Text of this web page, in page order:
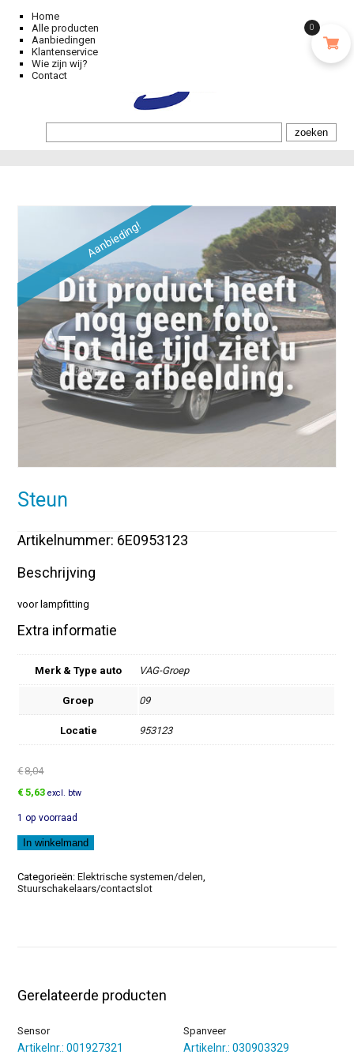
Home
Alle producten
Aanbiedingen
Klantenservice
Wie zijn wij?
Contact
Aanbieding!
Steun
Artikelnummer: 6E0953123
Beschrijving
voor lampfitting
Extra informatie
Merk & Type auto VAG-Groep
Groep 09
Locatie 953123
€8,04
Oorspronkelijke
was:
€8,04.
€5,63Huidige
is:
€5,63.
excl. btw
1 op voorraad
Steun
aantal
In winkelmand
Categorieën:Elektrische systemen/delen,
Stuurschakelaars/contactslot
Gerelateerde producten
Sensor
Artikelnr.: 001927321
Spanveer
Artikelnr.: 030903329
0